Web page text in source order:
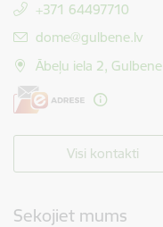
+371 64497710
E-pasts:
dome@gulbene.lv
Ābeļu iela 2,
Visi kontakti
Sekojiet mums